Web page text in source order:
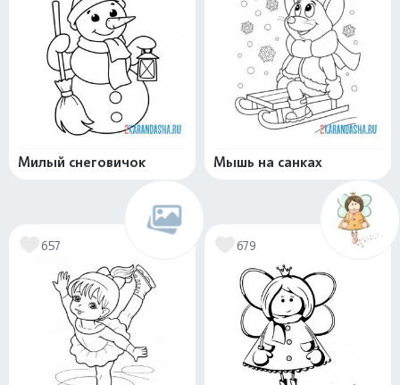
Милый снеговичок Мышь на санках
657 679